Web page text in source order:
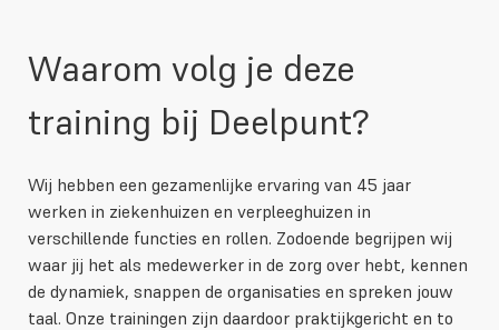
Waarom volg je deze
training bij Deelpunt?
Wij hebben een gezamenlijke ervaring van 45 jaar
werken in ziekenhuizen en verpleeghuizen in
verschillende functies en rollen. Zodoende begrijpen wij
waar jij het als medewerker in de zorg over hebt, kennen
de dynamiek, snappen de organisaties en spreken jouw
taal. Onze trainingen zijn daardoor praktijkgericht en to